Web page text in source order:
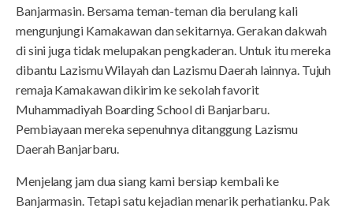
Banjarmasin. Bersama teman-teman dia berulang kali
mengunjungi Kamakawan dan sekitarnya. Gerakan dakwah
di sini juga tidak melupakan pengkaderan. Untuk itu mereka
dibantu Lazismu Wilayah dan Lazismu Daerah lainnya. Tujuh
remaja Kamakawan dikirim ke sekolah favorit
Muhammadiyah Boarding School di Banjarbaru.
Pembiayaan mereka sepenuhnya ditanggung Lazismu
Daerah Banjarbaru.
Menjelang jam dua siang kami bersiap kembali ke
Banjarmasin. Tetapi satu kejadian menarik perhatianku. Pak